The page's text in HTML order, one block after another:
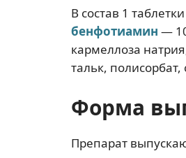
В состав 1
бенфотиамин —
кармеллоза
тальк, полисорбат,
Форма
Препарат